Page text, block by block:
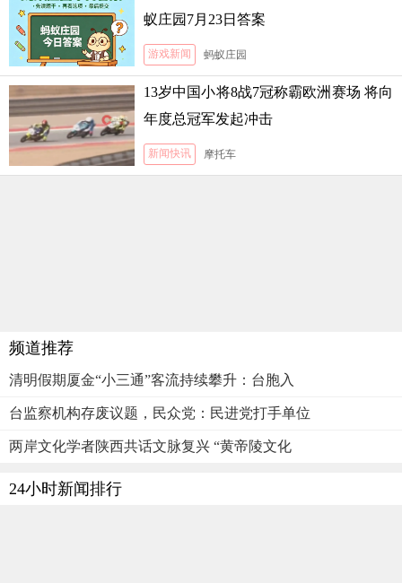
蚁庄园7月23日答案
游戏新闻 蚂蚁庄园
13岁中国小将8战7冠称霸欧洲赛场 将向
年度总冠军发起冲击
新闻快讯 摩托车
频道推荐
清明假期厦金“小三通”客流持续攀升：台胞入
台监察机构存废议题，民众党：民进党打手单位
两岸文化学者陕西共话文脉复兴 “黄帝陵文化
24小时新闻排行